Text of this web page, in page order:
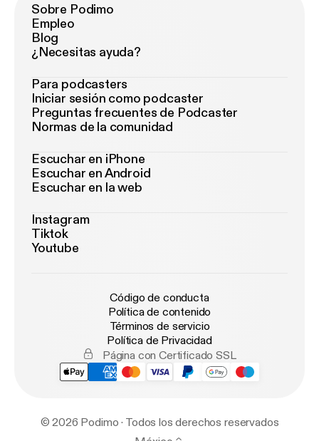
Sobre Podimo
Empleo
Blog
¿Necesitas ayuda?
Para podcasters
Iniciar sesión como podcaster
Preguntas frecuentes de Podcaster
Normas de la comunidad
Escuchar en iPhone
Escuchar en Android
Escuchar en la web
Instagram
Tiktok
Youtube
Código de conducta
Política de contenido
Términos de servicio
Política de Privacidad
Página con Certificado SSL
© 2026 Podimo · Todos los derechos reservados